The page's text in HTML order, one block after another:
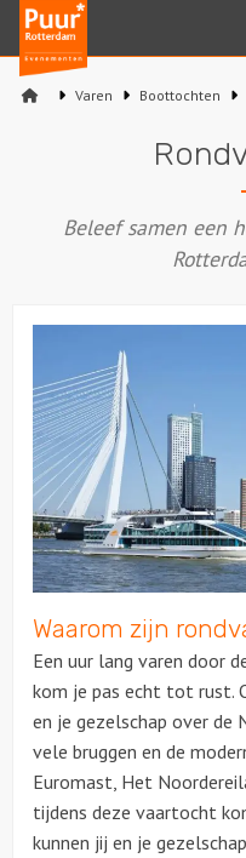
Puur*
Rotterdam
bedrijfsuitjes
Varen Boottochten
Beleef samen een
Waarom zijn
Een uur lang varen door
kom je pas echt tot rust.
en je gezelschap over de
vele bruggen en de
Euromast, Het
tijdens deze vaartocht
kunnen jij en je